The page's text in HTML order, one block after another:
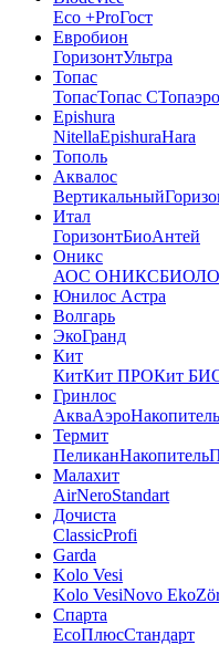
Eco +ProГост
Евробион
ГоризонтУльтра
Топас
ТопасТопас СТопаэро
Epishura
NitellaEpishuraHara
Тополь
Аквалос
Вертикальный
Итал
ГоризонтБиоАнтей
Оникс
АОС ОНИКС
Юнилос Астра
Волгарь
ЭкоГранд
Кит
КитКит ПРОКит
Гринлос
АкваАэроНакопитель
Термит
ПеликанНакопитель
Малахит
AirNeroStandart
Дочиста
ClassicProfi
Garda
Kolo Vesi
Kolo VesiNovo Eko
Спарта
EcoПлюсСтандарт